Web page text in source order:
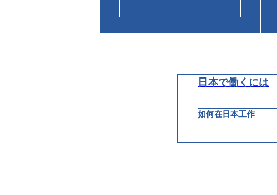
日本で働くには
如何在日本工作